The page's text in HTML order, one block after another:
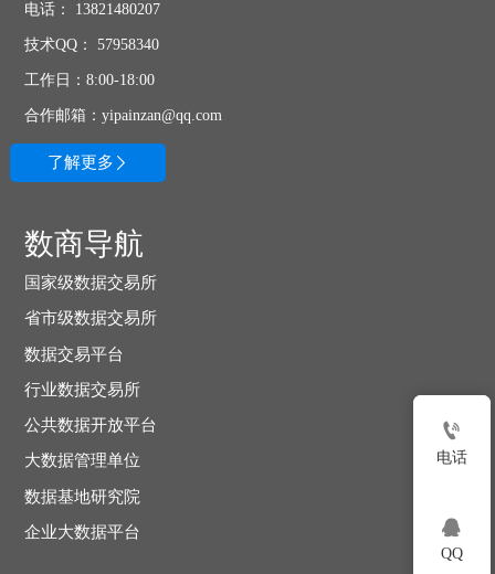
电话： 13821480207
技术QQ： 57958340
工作日：8:00-18:00
合作邮箱：yipainzan@qq.com
了解更多 
数商导航
国家级数据交易所
省市级数据交易所
数据交易平台
行业数据交易所
公共数据开放平台
大数据管理单位
数据基地研究院
企业大数据平台

电话

QQ